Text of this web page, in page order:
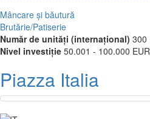
Mâncare și băutură
Brutărie/Patiserie
Număr de unități (internațional) 300
Nivel investiție 50.001 - 100.000 EUR
Piazza Italia